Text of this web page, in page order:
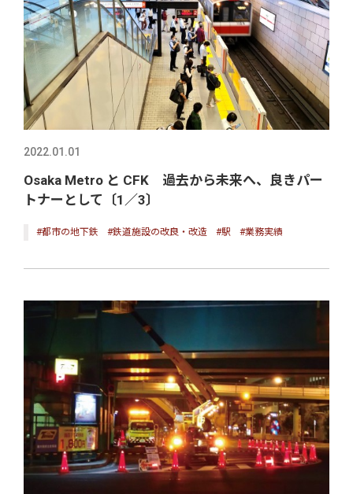
2022.01.01
Osaka Metro と CFK 過去から未来へ、良きパー
トナーとして〔1／3〕
#都市の地下鉄 #鉄道施設の改良・改造 #駅 #業務実績